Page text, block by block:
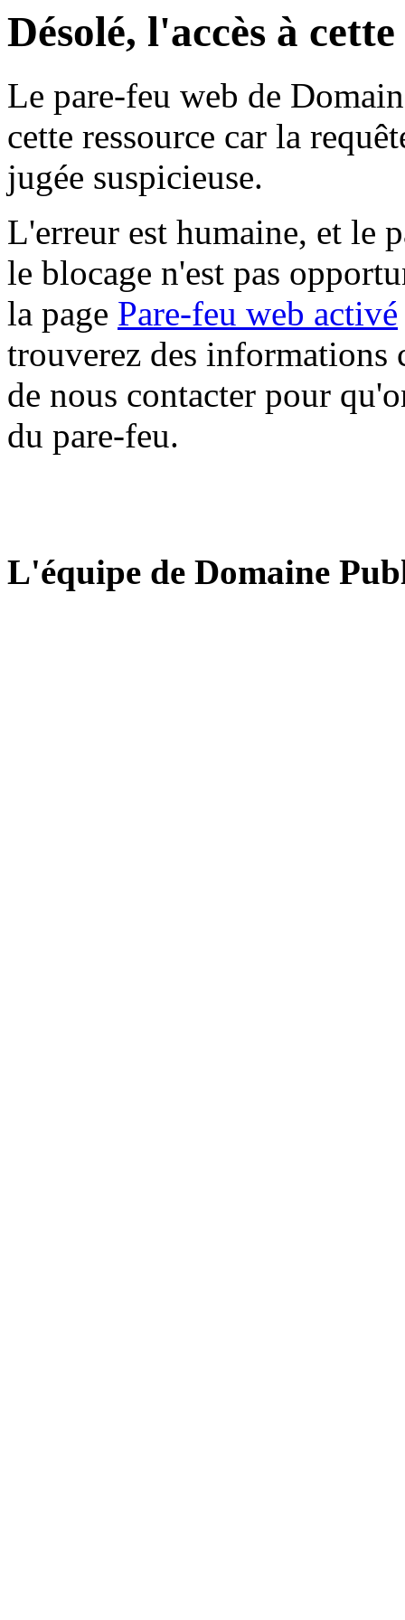
Désolé, l'accès à
Le pare-feu web de
cette ressource car la
jugée suspicieuse.
L'erreur est humaine, et le
le blocage n'est pas
la page Pare-feu web activé
trouverez des informations
de nous contacter pour
du pare-feu.
L'équipe de Domaine